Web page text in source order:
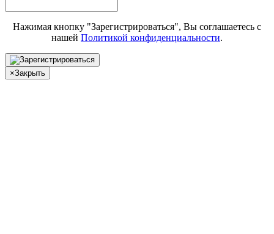
Нажимая кнопку "Зарегистрироваться", Вы соглашаетесь с
нашей Политикой конфиденциальности.
×Закрыть